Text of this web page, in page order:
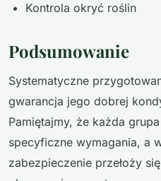
Kontrola okryć roślin
Podsumowanie
Systematyczne
gwarancja jego dobrej
Pamiętajmy, że każda
specyficzne wymagania, a
zabezpieczenie przełoży